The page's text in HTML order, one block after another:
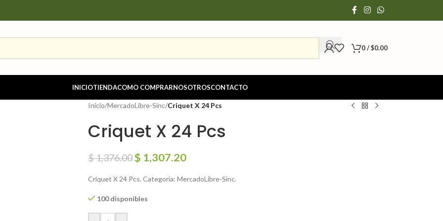
0/$0.00
INICIOTIENDACOMO COMPRARNOSOTROSCONTACTO
Inicio/MercadoLibre-Sinc/Criquet X 24 Pcs
Criquet X 24 Pcs
$1,376.00$ 1,307.20
Criquet X 24 Pcs. Categoría: MercadoLibre-Sinc.
100 disponibles